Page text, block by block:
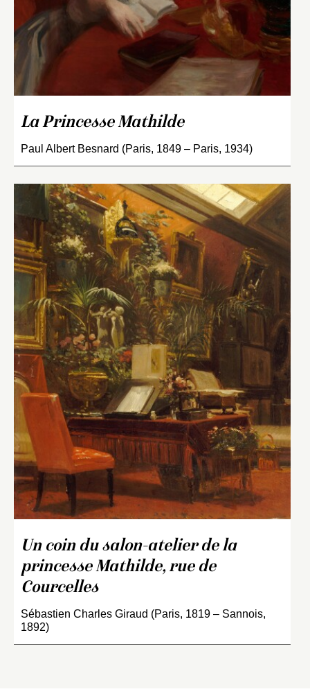
La Princesse Mathilde
Paul Albert Besnard (Paris, 1849 – Paris, 1934)
Un coin du salon-atelier de la
princesse Mathilde, rue de
Courcelles
Sébastien Charles Giraud (Paris, 1819 – Sannois,
1892)